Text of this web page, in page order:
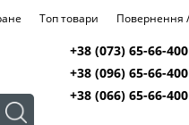
Топ товари Повернення
+38 (073) 65-66-400
+38 (096) 65-66-400
+38 (066) 65-66-400